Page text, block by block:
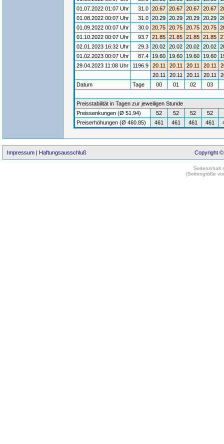
01.07.2022 01:07 Uhr
31.0 20.67 20.67 20.67 20.67
01.08.2022 00:07 Uhr
31.0 20.29 20.29 20.29 20.29
01.09.2022 00:07 Uhr
30.0 20.75 20.75 20.75 20.75
01.10.2022 00:07 Uhr
93.7 21.85 21.85 21.85 21.85
02.01.2023 16:32 Uhr
29.3 20.02 20.02 20.02 20.02
01.02.2023 00:07 Uhr
87.4 19.60 19.60 19.60 19.60
29.04.2023 11:08 Uhr
1196.9 20.11 20.11 20.11 20.11
20.11
20.11 20.11 20.11
Datum
Tage 00 01 02 03
Preisstabilität in Tagen zur jeweiligen Stunde
Preissenkungen (Ø 51.94)
52 52 52 52
Preiserhöhungen (Ø 460.85)
461 461 461 461
Impressum | Haftungsausschluß Copyright ©
Seiteninhalt
(Seitengröße